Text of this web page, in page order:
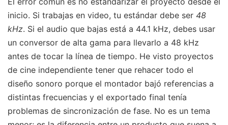
inicio. Si trabajas en video, tu estándar debe ser 48
kHz. Si el audio que bajas está a 44.1 kHz, debes usar
un conversor de alta gama para llevarlo a 48 kHz
antes de tocar la línea de tiempo. He visto proyectos
de cine independiente tener que rehacer todo el
diseño sonoro porque el montador bajó referencias a
distintas frecuencias y el exportado final tenía
problemas de sincronización de fase. No es un tema